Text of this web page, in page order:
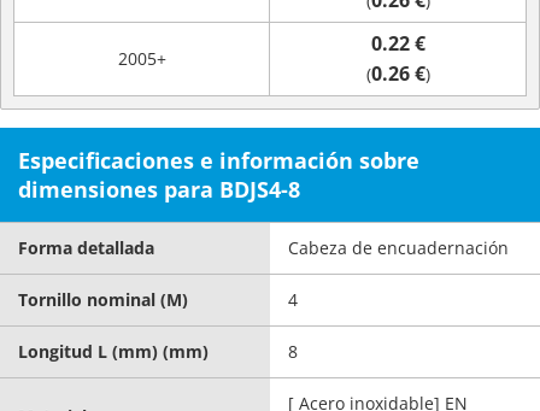
2005+
0.22 €
(0.26 €)
Especificaciones e información sobre
dimensiones para BDJS4-8
Forma detallada Cabeza de encuadernación
Tornillo nominal (M) 4
Longitud L (mm) (mm) 8
[ Acero inoxidable] EN